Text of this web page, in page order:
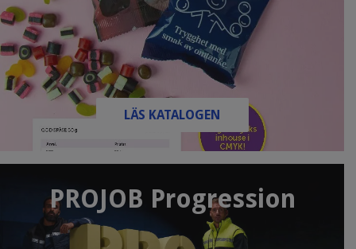
LÄS KATALOGEN
PROJOB Progression